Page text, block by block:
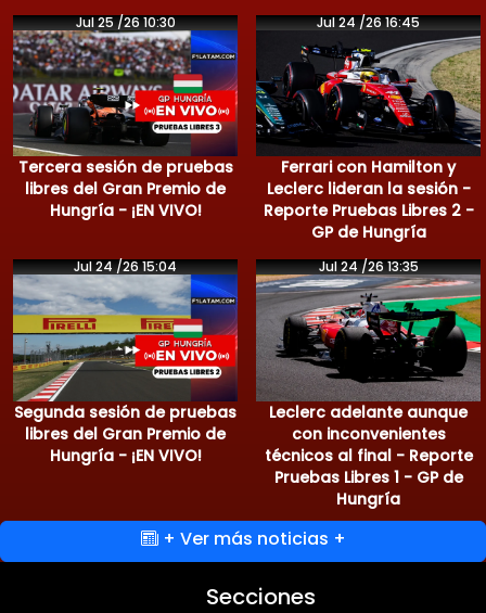
Jul 25 /26 10:30
Tercera sesión de pruebas
libres del Gran Premio de
Hungría - ¡EN VIVO!
Jul 24 /26 16:45
Ferrari con Hamilton y
Leclerc lideran la sesión -
Reporte Pruebas Libres 2 -
GP de Hungría
Jul 24 /26 15:04
Segunda sesión de pruebas
libres del Gran Premio de
Hungría - ¡EN VIVO!
Jul 24 /26 13:35
Leclerc adelante aunque
con inconvenientes
técnicos al final - Reporte
Pruebas Libres 1 - GP de
Hungría
+ Ver más noticias +
Secciones